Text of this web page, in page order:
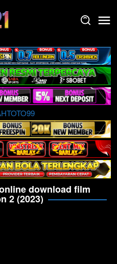
download film
2 (2023)